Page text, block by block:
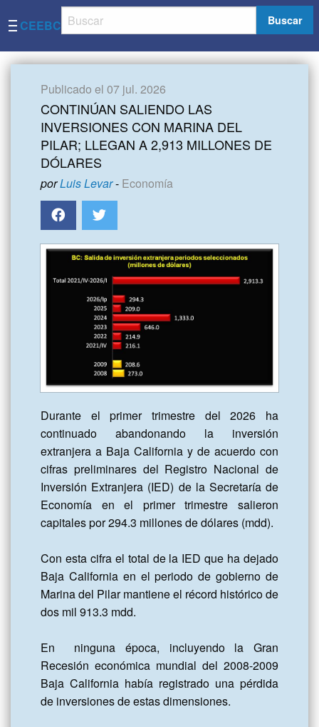
CEEBC Buscar
Publicado el 07 jul. 2026
CONTINÚAN SALIENDO LAS
INVERSIONES CON MARINA DEL
PILAR; LLEGAN A 2,913 MILLONES DE
DÓLARES
porLuis Levar- Economía
Durante el primer trimestre del 2026 ha
continuado abandonando la inversión
extranjera a Baja California y de acuerdo con
cifras preliminares del Registro Nacional de
Inversión Extranjera (IED) de la Secretaría de
Economía en el primer trimestre salieron
capitales por 294.3 millones de dólares (mdd).
Con esta cifra el total de la IED que ha dejado
Baja California en el periodo de gobierno de
Marina del Pilar mantiene el récord histórico de
dos mil 913.3 mdd.
En  ninguna época, incluyendo la Gran
Recesión económica mundial del 2008-2009
Baja California había registrado una pérdida
de inversiones de estas dimensiones.